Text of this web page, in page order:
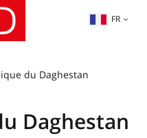
FR
du Daghestan
Daghestan